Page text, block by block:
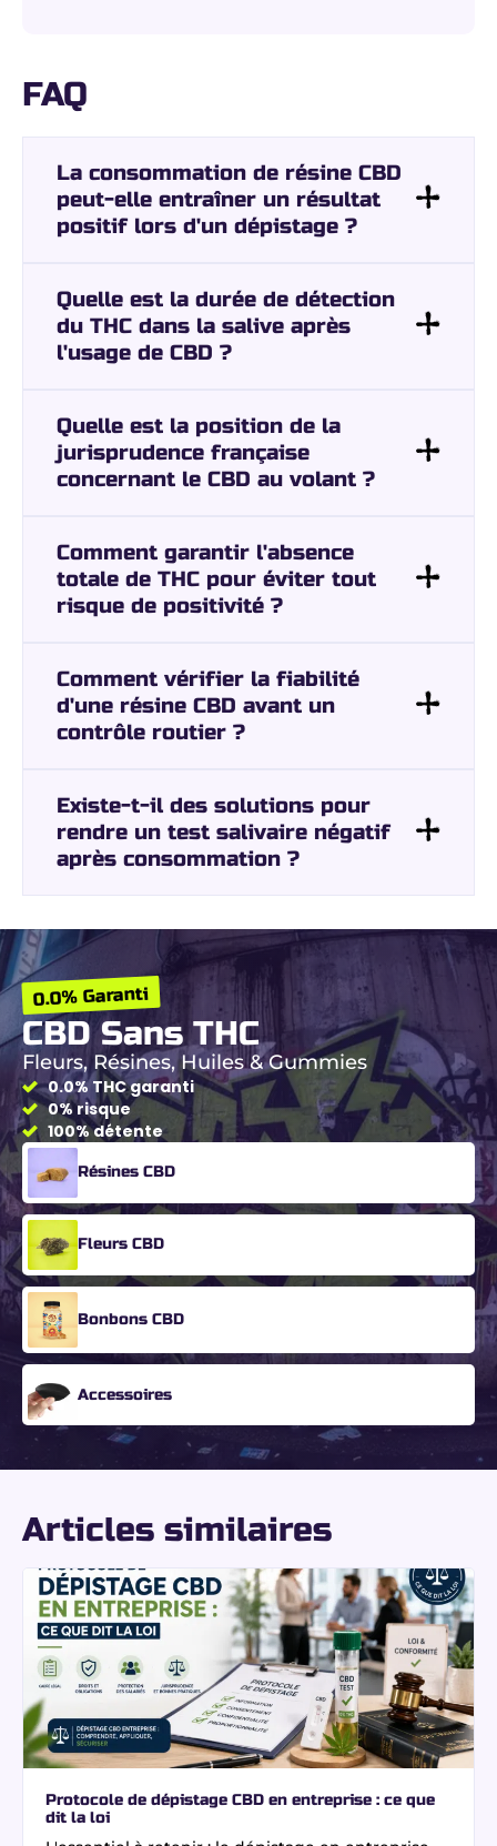
FAQ
La consommation de résine CBD
peut-elle entraîner un résultat
positif lors d'un dépistage ?
Quelle est la durée de détection
du THC dans la salive après
l'usage de CBD ?
Quelle est la position de la
jurisprudence française
concernant le CBD au volant ?
Comment garantir l'absence
totale de THC pour éviter tout
risque de positivité ?
Comment vérifier la fiabilité
d'une résine CBD avant un
contrôle routier ?
Existe-t-il des solutions pour
rendre un test salivaire négatif
après consommation ?
CBD Sans THC
Fleurs, Résines, Huiles & Gummies
0.0% Garanti
0.0% THC garanti
0% risque
100% détente
Résines CBD
Fleurs CBD
Bonbons CBD
Accessoires
Articles similaires
Protocole de dépistage CBD en entreprise : ce que
dit la loi